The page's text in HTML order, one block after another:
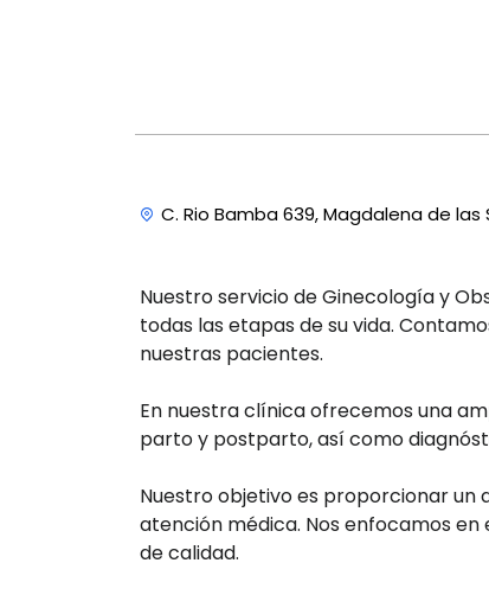
C. Rio Bamba 639, Magdalena de las
Nuestro servicio de Ginecología y
todas las etapas de su vida.
nuestras pacientes.
En nuestra clínica ofrecemos una
parto y postparto, así como
Nuestro objetivo es proporcionar un
atención médica. Nos enfocamos
de calidad.